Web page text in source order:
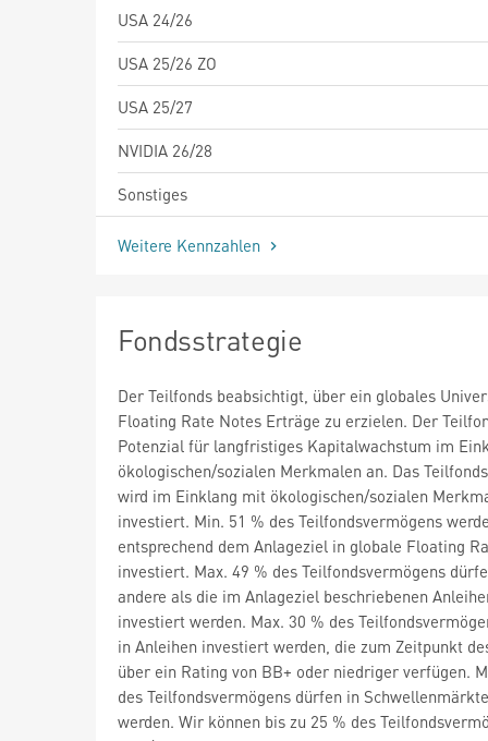
USA 24/26
USA 25/26 ZO
USA 25/27
NVIDIA 26/28
Sonstiges
Weitere Kennzahlen
Fondsstrategie
Der Teilfonds beabsichtigt, über ein globales
Floating Rate Notes Erträge zu erzielen. Der
Potenzial für langfristiges Kapitalwachstum im
ökologischen/sozialen Merkmalen an. Das
wird im Einklang mit ökologischen/sozialen
investiert. Min. 51 % des Teilfondsvermögens
entsprechend dem Anlageziel in globale Floating
investiert. Max. 49 % des Teilfondsvermögens
andere als die im Anlageziel beschriebenen
investiert werden. Max. 30 % des
in Anleihen investiert werden, die zum Zeitpunkt
über ein Rating von BB+ oder niedriger verfügen.
des Teilfondsvermögens dürfen in
werden. Wir können bis zu 25 % des